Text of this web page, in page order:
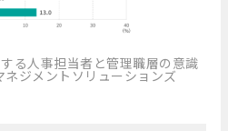
る人事担当者と管理職層の意識
ジメントソリューションズ